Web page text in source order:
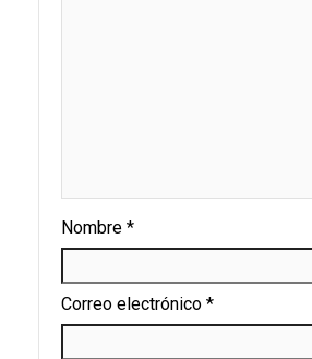
Nombre *
Correo electrónico *